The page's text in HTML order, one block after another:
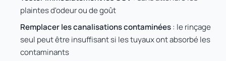
plaintes d'odeur ou de goût
Remplacer les canalisations contaminées: le rinçage
seul peut être insuffisant si les tuyaux ont absorbé les
contaminants